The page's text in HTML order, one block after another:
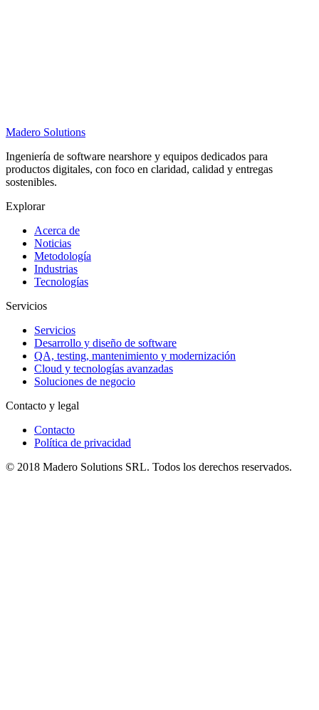
Madero Solutions
Ingeniería de software nearshore y equipos dedicados para
productos digitales, con foco en claridad, calidad y entregas
sostenibles.
Explorar
Acerca de
Noticias
Metodología
Industrias
Tecnologías
Servicios
Servicios
Desarrollo y diseño de software
QA, testing, mantenimiento y modernización
Cloud y tecnologías avanzadas
Soluciones de negocio
Contacto y legal
Contacto
Política de privacidad
© 2018 Madero Solutions SRL. Todos los derechos reservados.